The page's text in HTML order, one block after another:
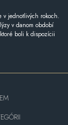
v jednotlivých rokoch.
v danom období
boli k dispozícii